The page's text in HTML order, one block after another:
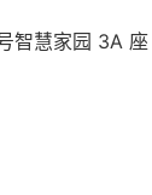
智慧家园 3A 座